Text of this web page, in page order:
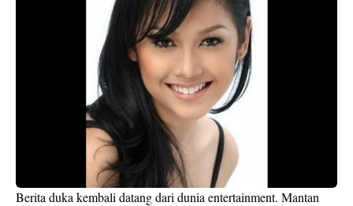
Berita duka kembali datang dari dunia entertainment. Mantan